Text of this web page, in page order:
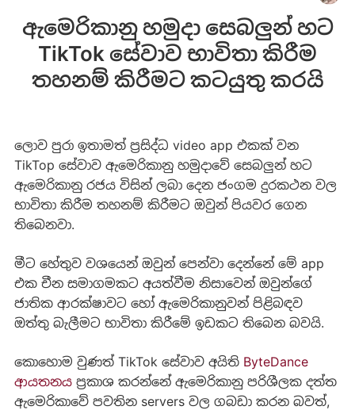
ඇමෙරිකානු හමුදා සෙබලුන් හට
TikTok සේවාව භාවිතා කිරීම
තහනම් කිරීමට කටයුතු කරයි
ලොව පුරා ඉතාමත් ප්‍රසිද්ධ video app එකක් වන
TikTop සේවාව ඇමෙරිකානු හමුදාවේ සෙබලුන් හට
ඇමෙරිකානු රජය විසින් ලබා දෙන ජංගම දුරකථන වල
භාවිතා කිරීම තහනම් කිරීමට ඔවුන් පියවර ගෙන
තිබෙනවා.
මීට හේතුව වශයෙන් ඔවුන් පෙන්වා දෙන්නේ මේ app
එක චීන සමාගමකට අයත්වීම නිසාවෙන් ඔවුන්ගේ
ජාතික ආරක්ෂාවට හෝ ඇමෙරිකානුවන් පිළිබඳව
ඔත්තු බැලීමට භාවිතා කිරීමේ ඉඩකට තිබෙන බවයි.
කොහොම වුණත් TikTok ස‍ේවාව අයිති ByteDance
ආයතනයප්‍රකාශ කරන්නේ ඇමෙරිකානු පරිශීලක දත්ත
ඇමෙරිකාවේ පවතින servers වල ගබඩා කරන බවත්,